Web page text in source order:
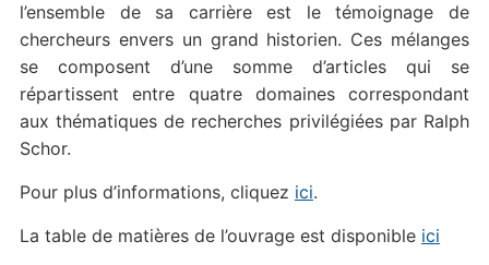
l’ensemble de sa carrière est le témoignage de
chercheurs envers un grand historien. Ces mélanges
se composent d’une somme d’articles qui se
répartissent entre quatre domaines correspondant
aux thématiques de recherches privilégiées par Ralph
Schor.
Pour plus d’informations, cliquez ici.
La table de matières de l’ouvrage est disponible ici